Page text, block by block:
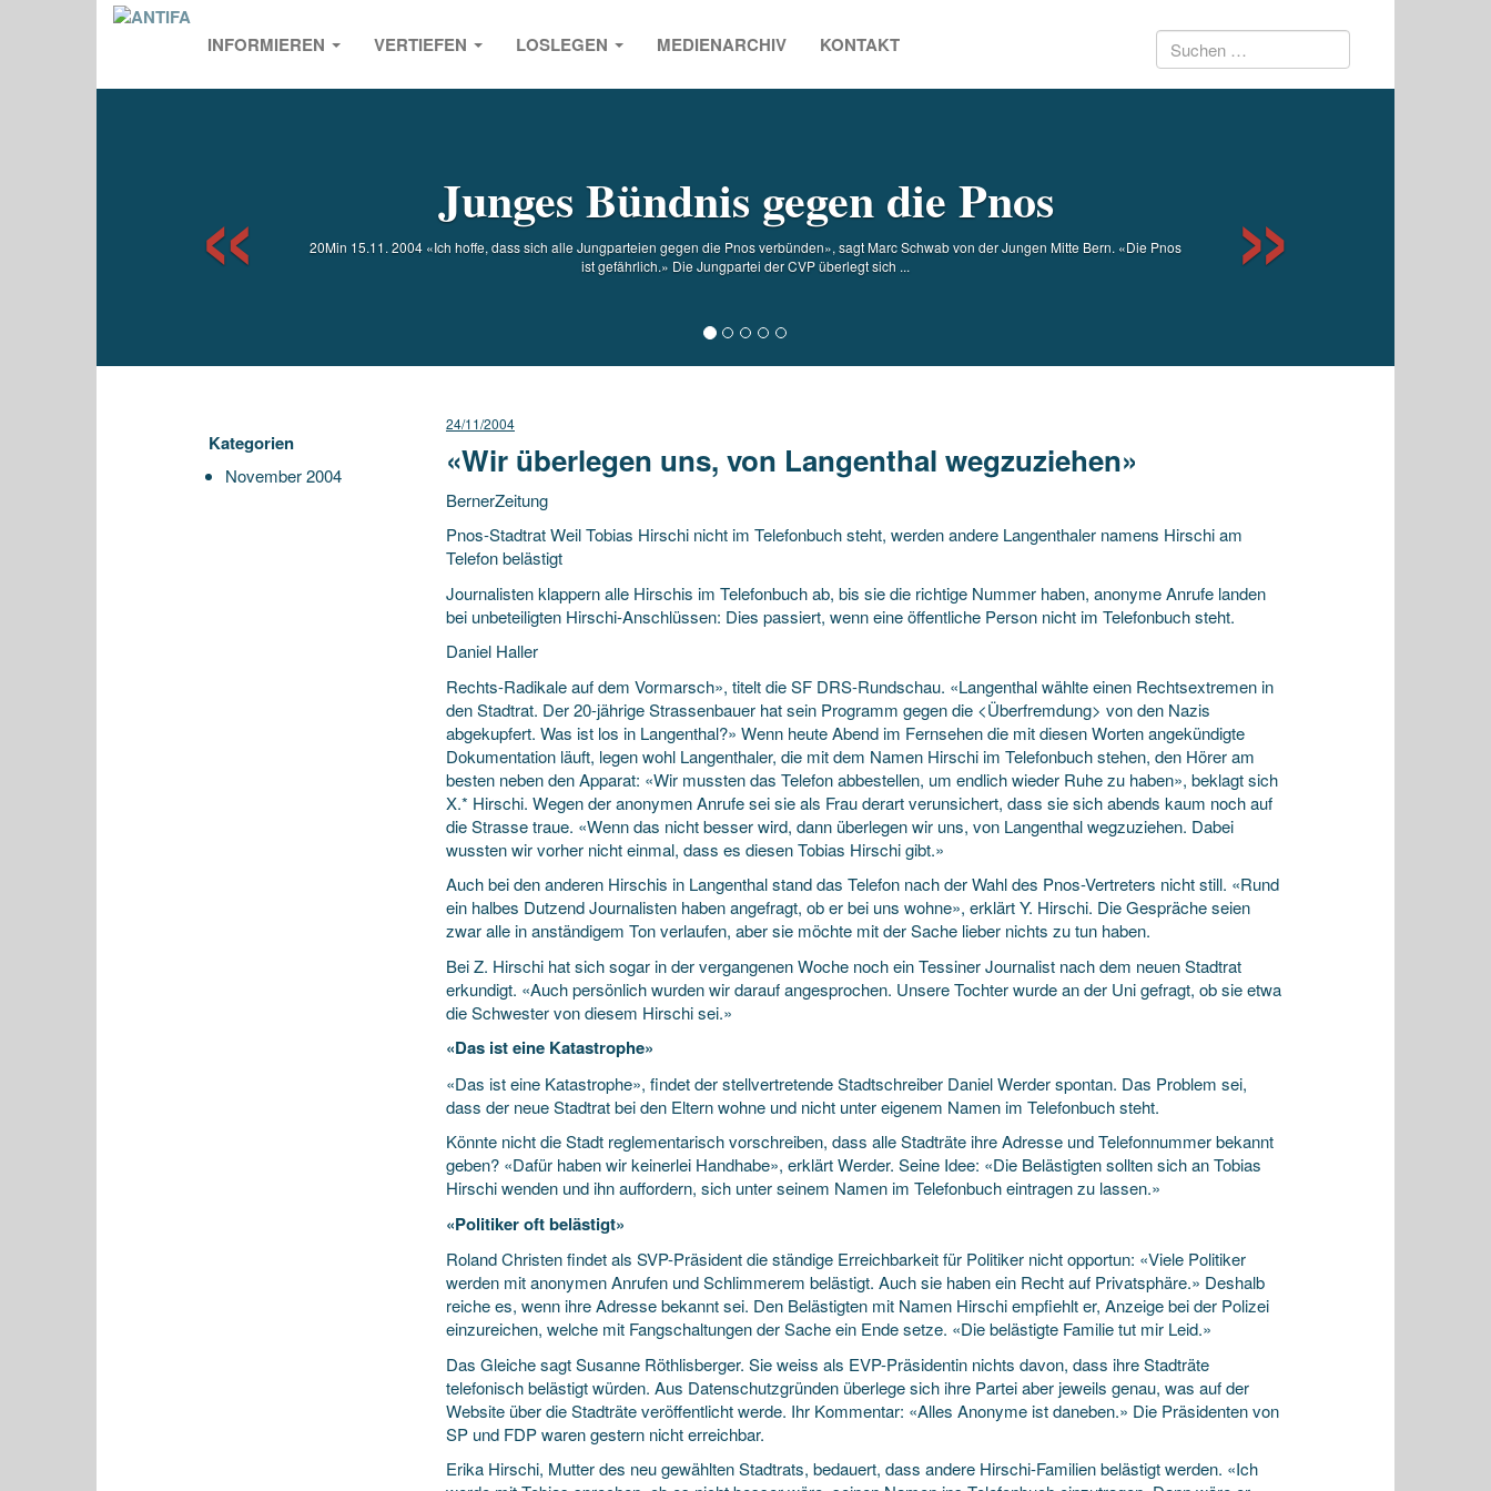
INFORMIEREN VERTIEFEN LOSLEGEN MEDIENARCHIV KONTAKT Suchen
Junges Bündnis gegen die Pnos
20Min 15.11. 2004 «Ich hoffe, dass sich alle Jungparteien gegen die Pnos verbünden», sagt Marc Schwab von der Jungen Mitte Bern. «Die Pnos
ist gefährlich.» Die Jungpartei der CVP überlegt sich ...
Kategorien
November 2004
24/11/2004
«Wir überlegen uns, von Langenthal wegzuziehen»
BernerZeitung
Pnos-Stadtrat Weil Tobias Hirschi nicht im Telefonbuch steht, werden andere Langenthaler namens Hirschi am
Telefon belästigt
Journalisten klappern alle Hirschis im Telefonbuch ab, bis sie die richtige Nummer haben, anonyme Anrufe landen
bei unbeteiligten Hirschi-Anschlüssen: Dies passiert, wenn eine öffentliche Person nicht im Telefonbuch steht.
Daniel Haller
Rechts-Radikale auf dem Vormarsch», titelt die SF DRS-Rundschau. «Langenthal wählte einen Rechtsextremen in
den Stadtrat. Der 20-jährige Strassenbauer hat sein Programm gegen die <Überfremdung> von den Nazis
abgekupfert. Was ist los in Langenthal?» Wenn heute Abend im Fernsehen die mit diesen Worten angekündigte
Dokumentation läuft, legen wohl Langenthaler, die mit dem Namen Hirschi im Telefonbuch stehen, den Hörer am
besten neben den Apparat: «Wir mussten das Telefon abbestellen, um endlich wieder Ruhe zu haben», beklagt sich
X.* Hirschi. Wegen der anonymen Anrufe sei sie als Frau derart verunsichert, dass sie sich abends kaum noch auf
die Strasse traue. «Wenn das nicht besser wird, dann überlegen wir uns, von Langenthal wegzuziehen. Dabei
wussten wir vorher nicht einmal, dass es diesen Tobias Hirschi gibt.»
Auch bei den anderen Hirschis in Langenthal stand das Telefon nach der Wahl des Pnos-Vertreters nicht still. «Rund
ein halbes Dutzend Journalisten haben angefragt, ob er bei uns wohne», erklärt Y. Hirschi. Die Gespräche seien
zwar alle in anständigem Ton verlaufen, aber sie möchte mit der Sache lieber nichts zu tun haben.
Bei Z. Hirschi hat sich sogar in der vergangenen Woche noch ein Tessiner Journalist nach dem neuen Stadtrat
erkundigt. «Auch persönlich wurden wir darauf angesprochen. Unsere Tochter wurde an der Uni gefragt, ob sie etwa
die Schwester von diesem Hirschi sei.»
«Das ist eine Katastrophe»
«Das ist eine Katastrophe», findet der stellvertretende Stadtschreiber Daniel Werder spontan. Das Problem sei,
dass der neue Stadtrat bei den Eltern wohne und nicht unter eigenem Namen im Telefonbuch steht.
Könnte nicht die Stadt reglementarisch vorschreiben, dass alle Stadträte ihre Adresse und Telefonnummer bekannt
geben? «Dafür haben wir keinerlei Handhabe», erklärt Werder. Seine Idee: «Die Belästigten sollten sich an Tobias
Hirschi wenden und ihn auffordern, sich unter seinem Namen im Telefonbuch eintragen zu lassen.»
«Politiker oft belästigt»
Roland Christen findet als SVP-Präsident die ständige Erreichbarkeit für Politiker nicht opportun: «Viele Politiker
werden mit anonymen Anrufen und Schlimmerem belästigt. Auch sie haben ein Recht auf Privatsphäre.» Deshalb
reiche es, wenn ihre Adresse bekannt sei. Den Belästigten mit Namen Hirschi empfiehlt er, Anzeige bei der Polizei
einzureichen, welche mit Fangschaltungen der Sache ein Ende setze. «Die belästigte Familie tut mir Leid.»
Das Gleiche sagt Susanne Röthlisberger. Sie weiss als EVP-Präsidentin nichts davon, dass ihre Stadträte
telefonisch belästigt würden. Aus Datenschutzgründen überlege sich ihre Partei aber jeweils genau, was auf der
Website über die Stadträte veröffentlicht werde. Ihr Kommentar: «Alles Anonyme ist daneben.» Die Präsidenten von
SP und FDP waren gestern nicht erreichbar.
Erika Hirschi, Mutter des neu gewählten Stadtrats, bedauert, dass andere Hirschi-Familien belästigt werden. «Ich